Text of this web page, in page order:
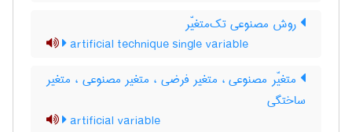
روش مصنوعی تک‌متغیّر
artificial technique single variable
متغیّر مصنوعی ، متغیر فرضی ، متغیر مصنوعی ، متغیر
ساختگی
artificial variable